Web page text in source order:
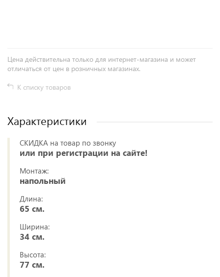
Цена действительна только для интернет-магазина и может
отличаться от цен в розничных магазинах.
К списку товаров
Характеристики
СКИДКА на товар по звонку
или при регистрации на сайте!
Монтаж:
напольный
Длина:
65 см.
Ширина:
34 см.
Высота:
77 см.